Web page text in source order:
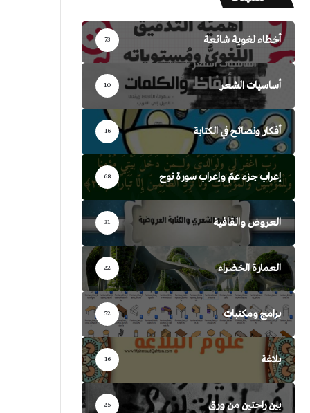
أخطاء لغوية شائعة 73
أساسيات الشعر 10
أفكار ونصائح في الكتابة 16
إعراب جزء عمّ وإعراب سورة نوح 68
العروض والقافية 31
العمارة الخضراء 22
برامج ومكتبات 52
بلاغة 16
بين راحتين من ورق 25